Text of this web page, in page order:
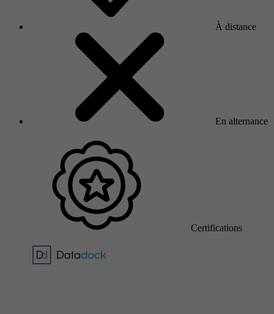
À distance
En alternance
Certifications